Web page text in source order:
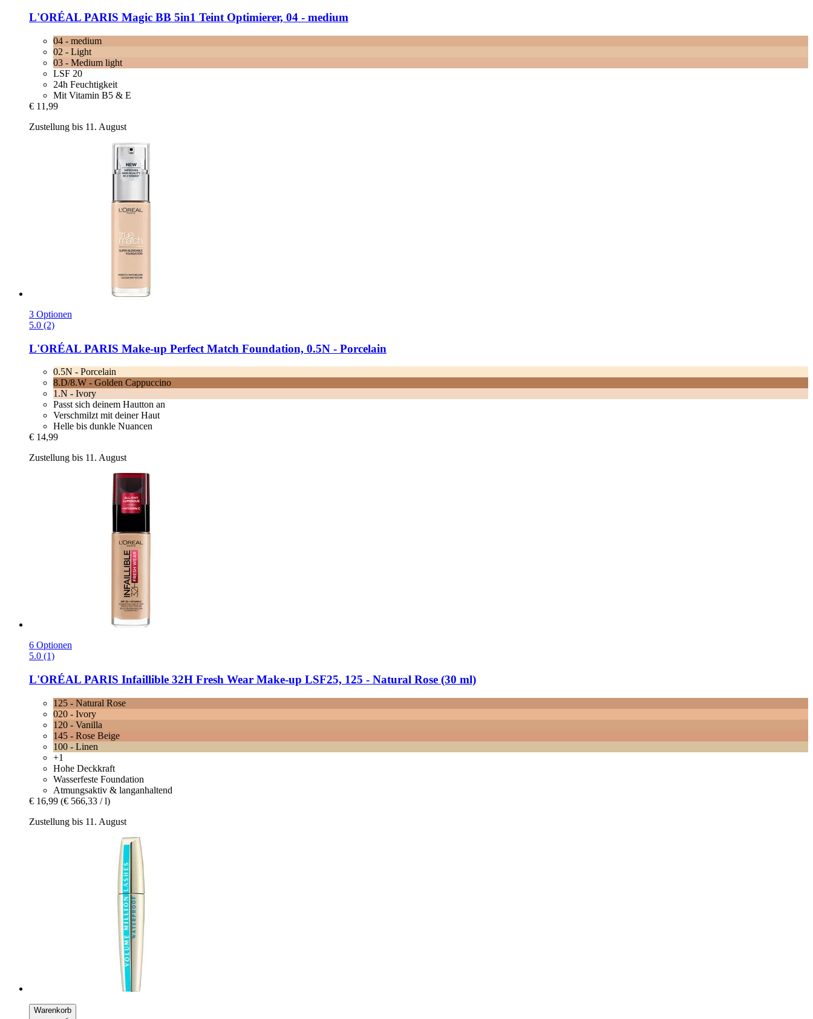
L'ORÉAL PARIS Magic BB 5in1 Teint Optimierer, 04 -​ medium
04 - medium
02 - Light
03 - Medium light
LSF 20
24h Feuchtigkeit
Mit Vitamin B5 & E
€ 11,99
Zustellung bis 11. August
3 Optionen
5.0 (2)
L'ORÉAL PARIS Make-​up Perfect Match Foundation, 0.5N -​ Porcelain
0.5N - Porcelain
8.D/8.W - Golden Cappuccino
1.N - Ivory
Passt sich deinem Hautton an
Verschmilzt mit deiner Haut
Helle bis dunkle Nuancen
€ 14,99
Zustellung bis 11. August
6 Optionen
5.0 (1)
L'ORÉAL PARIS Infaillible 32H Fresh Wear Make-​up LSF25, 125 -​ Natural Rose (30 ml)
125 - Natural Rose
020 - Ivory
120 - Vanilla
145 - Rose Beige
100 - Linen
+1
Hohe Deckkraft
Wasserfeste Foundation
Atmungsaktiv & langanhaltend
€ 16,99 (€ 566,33 / l)
Zustellung bis 11. August
Warenkorb